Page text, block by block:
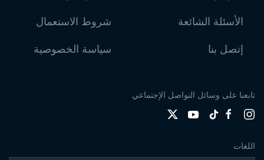
الأسئلة الشائعة
إتصل بنا
شروط الاستعمال
سياسة الخصوصية
تابعنا على وسائل التواصل الإجتماعي
اللغات